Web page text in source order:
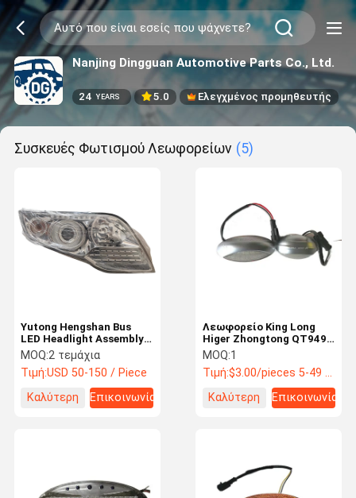
Nanjing Dingguan Automotive Parts Co., Ltd.
24 YEARS 5.0 Ελεγχμένος προμηθευτής
Συσκευές Φωτισμού Λεωφορείων (5)
Yutong Hengshan Bus
LED Headlight Assembly
Front Light Lamp with
High Low Beam Coach
Replacement Parts
MOQ:2 τεμάχια
Τιμή:USD 50-150 / Piece
Καλύτερη
Επικοινωνία
Λεωφορείο King Long
Higer Zhongtong QT949
Πλαίσιο Σημαντικό Φως
Πλαίσιο Φως 5000h
Υψηλή μετάδοση φωτός
λεωφορείων
MOQ:1
Τιμή:$3.00/pieces 5-49 pieces
Καλύτερη
Επικοινωνία